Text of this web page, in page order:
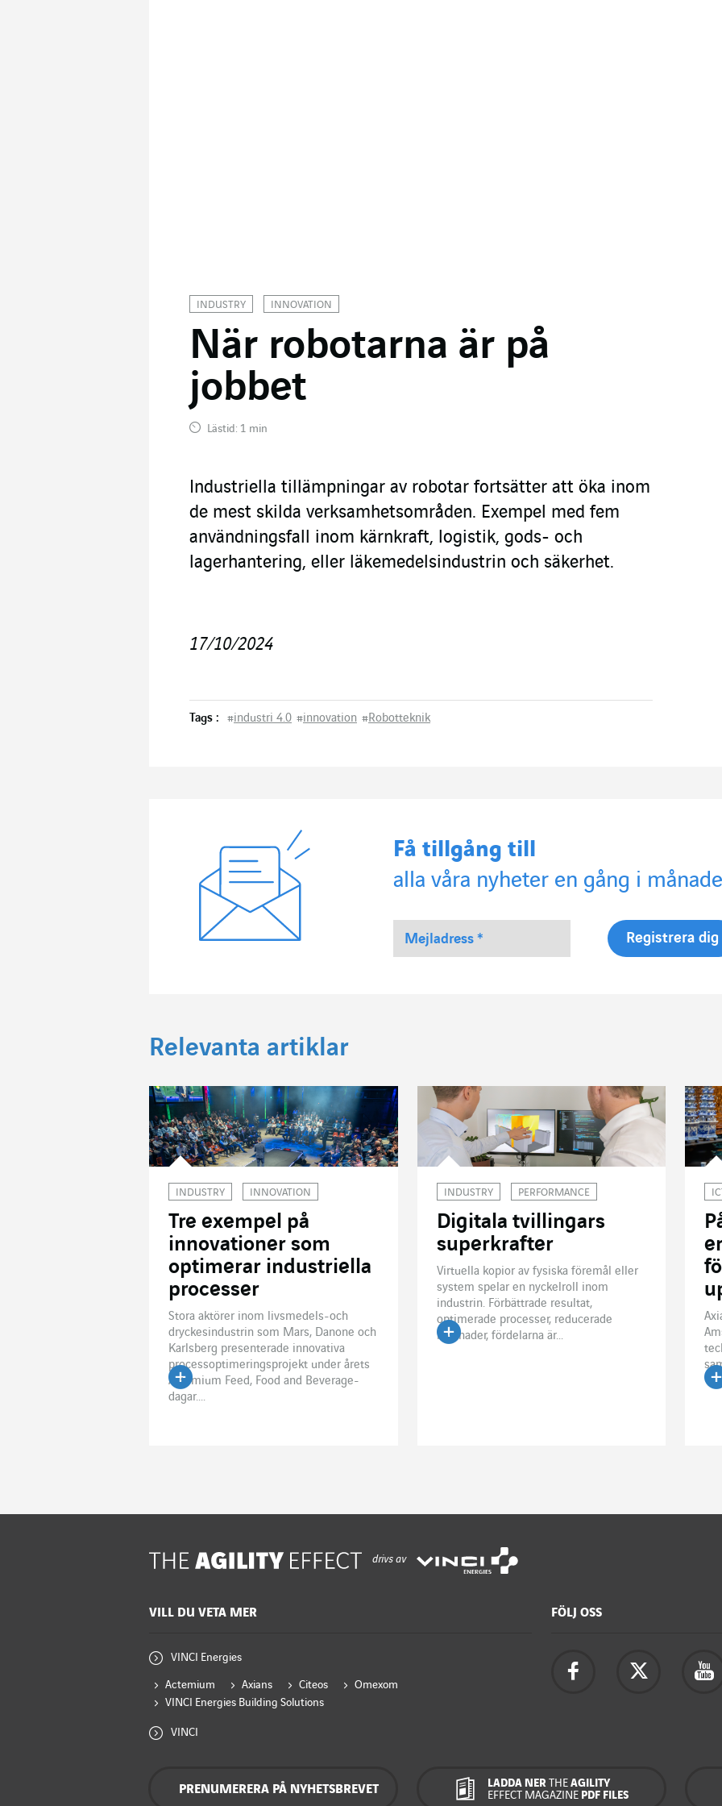
INDUSTRY INNOVATION
När robotarna är på
jobbet
Lästid: 1 min
Industriella tillämpningar av robotar fortsätter att öka inom
de mest skilda verksamhetsområden. Exempel med fem
användningsfall inom kärnkraft, logistik, gods- och
lagerhantering, eller läkemedelsindustrin och säkerhet.
17/10/2024
Tags : #industri 4.0 #innovation #Robotteknik
Få tillgång till
alla våra nyheter en gång i
Relevanta artiklar
INDUSTRY INNOVATION
Tre exempel på
innovationer som
optimerar industriella
processer
Stora aktörer inom livsmedels-och
dryckesindustrin som Mars, Danone och
Karlsberg presenterade innovativa
processoptimeringsprojekt under årets
Actemium Feed, Food and Beverage-
dagar....
Läs artikeln
INDUSTRY PERFORMANCE
Digitala tvillingars
superkrafter
Virtuella kopior av fysiska föremål eller
system spelar en nyckelroll inom
industrin. Förbättrade resultat,
optimerade processer, reducerade
kostnader, fördelarna är...
drivs av
VILL DU VETA MER
VINCI Energies
Actemium Axians Citeos
Omexom
VINCI Energies Building Solutions
VINCI
FÖLJ OSS
PRENUMERERA PÅ NYHETSBREVET LADDA NERTHE AGILITY
EFFECT MAGAZINE PDF FILES